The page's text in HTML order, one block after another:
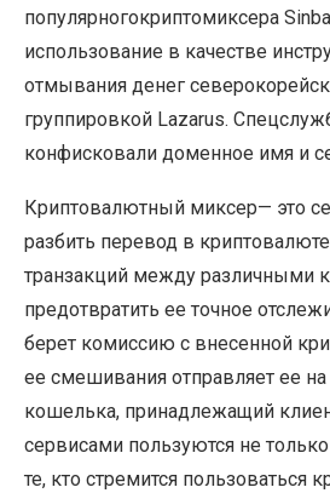
популярногокриптомиксера
использование в качестве
отмывания денег
группировкой Lazarus.
конфисковали доменное имя и
Криптовалютный миксер— это
разбить перевод в
транзакций между различными
предотвратить ее точное
берет комиссию с внесенной
ее смешивания отправляет ее
кошелька, принадлежащий
сервисами пользуются не
те, кто стремится пользоваться